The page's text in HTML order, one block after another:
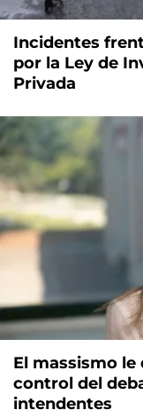
Incidentes
por la Ley de
Privada
El massismo
control del
intendentes